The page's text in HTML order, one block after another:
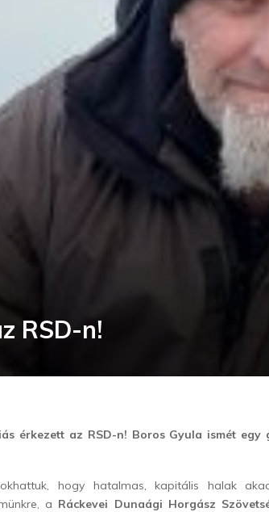
RSD-n!
érkezett az RSD-n! Boros Gyula ismét
hogy hatalmas, kapitális halak
a Ráckevei Dunaági Horgász